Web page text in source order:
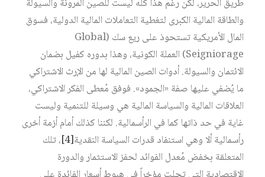
طريق الحرير، لكن رغم هذا كله ليست للصين المرونة والسيولة
والطاقة المالية الكبرى لتغطية التعاملات المالية الدولية، فسوق
المال الأمريكية تستحوذ على ريع سك (Global
Seigniorage) العملة الكونية، وهذا بدوره كفيل بضمان
الائتمان والسيولة. أدوات الصين المالية لها من الإرث الاشتراكي
ما يُضفي عليها صفة «الجمود». فوفق مُعطى الفكر الاشتراكي،
العلاقات المالية والسياسة المالية هي وسيلة للتنمية وليست
غاية في حد ذاتها كما في الرأسمالية. لكننا كذلك أمام أزمة أخرى
رأسمالية ألا وهي استنفاد قدرات السياسة النقدية‏[4]
، تلك
المتعلقة بخفض مُعدل الفوائد لحفز الاستثمار والدورة